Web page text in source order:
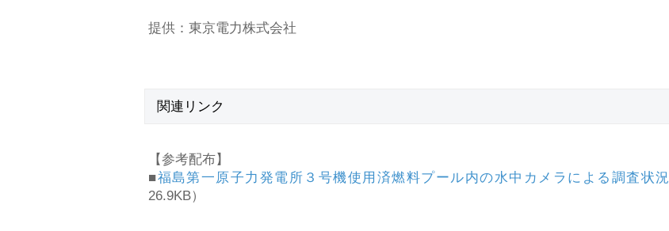
提供：東京電力株式会社
関連リンク
【参考配布】
■福島第一原子力発電所３号機使用済燃料プール内の水中カメラによる調査状況
26.9KB）